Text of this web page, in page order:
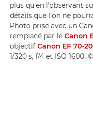
plus qu'en l'observant
détails que l'on ne
Photo prise avec un
remplacé par le Canon
objectif Canon EF 70-
1/320 s, f/4 et ISO 1600.